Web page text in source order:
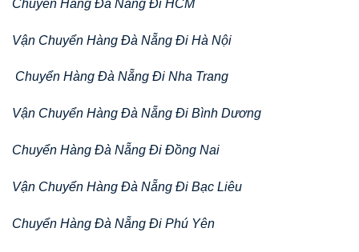
Chuyển Hàng Đà Nẵng Đi HCM
Vận Chuyển Hàng Đà Nẵng Đi Hà Nội
Chuyển Hàng Đà Nẵng Đi Nha Trang
Vận Chuyển Hàng Đà Nẵng Đi Bình Dương
Chuyển Hàng Đà Nẵng Đi Đồng Nai
Vận Chuyển Hàng Đà Nẵng Đi Bạc Liêu
Chuyển Hàng Đà Nẵng Đi Phú Yên